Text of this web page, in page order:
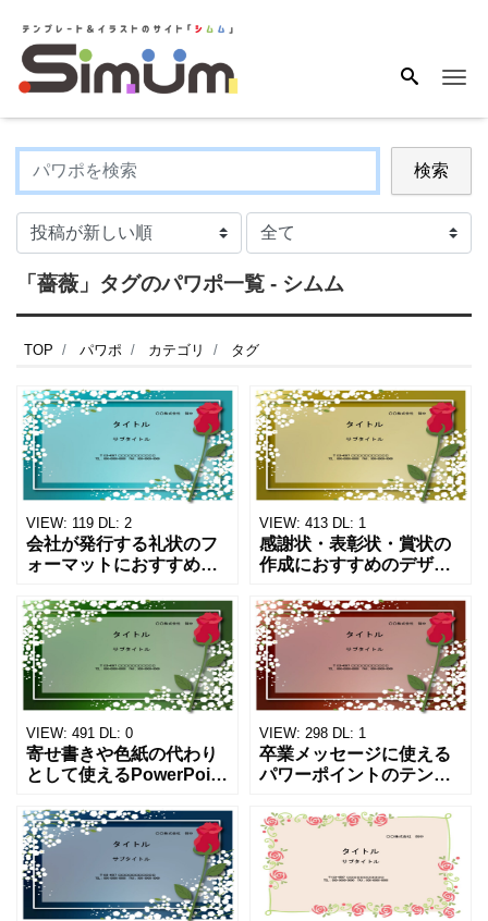
検索
「薔薇」タグのパワポ一覧 - シムム
TOP パワポ カテゴリ タグ
VIEW: 119 DL: 2
会社が発行する礼状のフ
ォーマットにおすすめ！
レートになります。一輪
の薔薇が印象的なデザイ
ンで、お得意様・取引先
にお送りするお礼状のテ
ンプレ
VIEW: 413 DL: 1
感謝状・表彰状・賞状の
作成におすすめのデザイ
ワーポイントのフォーマ
ットとなり、デザインス
ライドが３パターンあり
ます。薔薇がポイントの
おしゃ
VIEW: 491 DL: 0
寄せ書きや色紙の代わり
として使えるPowerPoint
業・送別・退団の際、み
なへ送るメッセージの寄
せ書きにいかがでしょう
か？ 卒業生から恩
VIEW: 298 DL: 1
卒業メッセージに使える
パワーポイントのテンプ
イド」「卒業アルバム」
「卒業文集」などの背景
デザインにお使い頂けま
す。 一輪の薔薇とカスミ
ソウ